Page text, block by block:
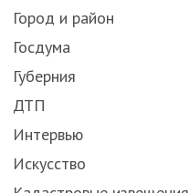
Город и район
Госдума
Губерния
ДТП
Интервью
Искусство